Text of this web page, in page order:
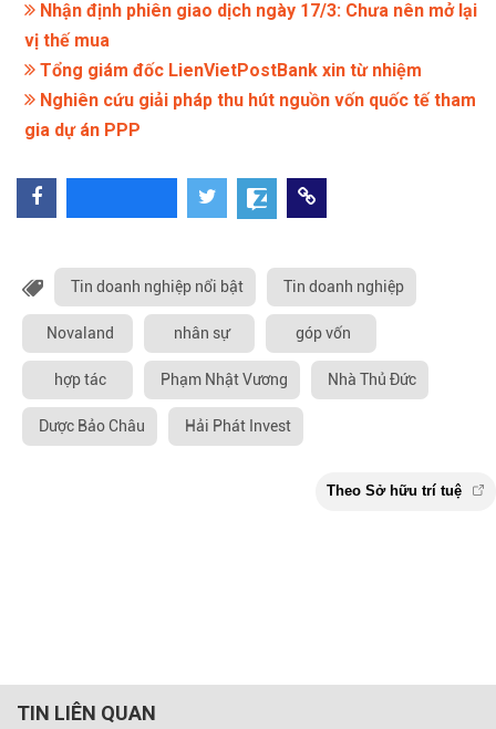
Nhận định phiên giao dịch ngày 17/3: Chưa nên mở lại
vị thế mua
Tổng giám đốc LienVietPostBank xin từ nhiệm
Nghiên cứu giải pháp thu hút nguồn vốn quốc tế tham
gia dự án PPP
Tin doanh nghiệp nổi bật Tin doanh nghiệp
Novaland nhân sự góp vốn
hợp tác Phạm Nhật Vương Nhà Thủ Đức
Dược Bảo Châu Hải Phát Invest
TIN LIÊN QUAN